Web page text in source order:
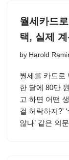
월세카드
택, 실제
by Harold
월세를 카드로
한 달에 80만
고 하면 어떤
걸 허락하지?’
않나’ 같은 의